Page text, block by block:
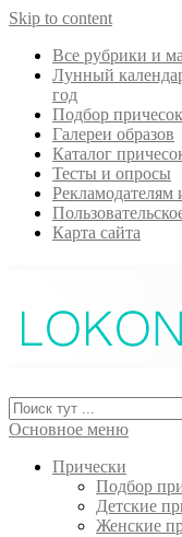
Skip to content
Все рубрики и
Лунный
год
Подбор
Галереи образов
Каталог
Тесты и опросы
Рекламодателям
Карта сайта
Основное меню
Прически
Подбор
Детские
Женские